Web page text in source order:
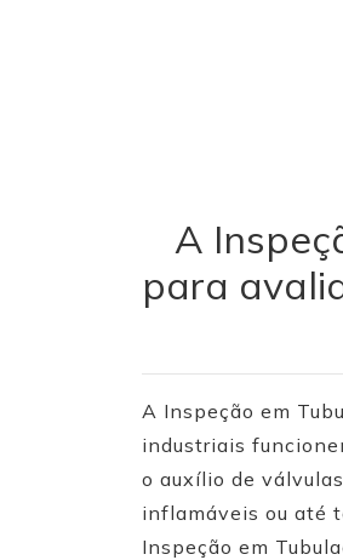
A
para
A Inspeção em
industriais
o auxílio de
inflamáveis ou até
Inspeção em